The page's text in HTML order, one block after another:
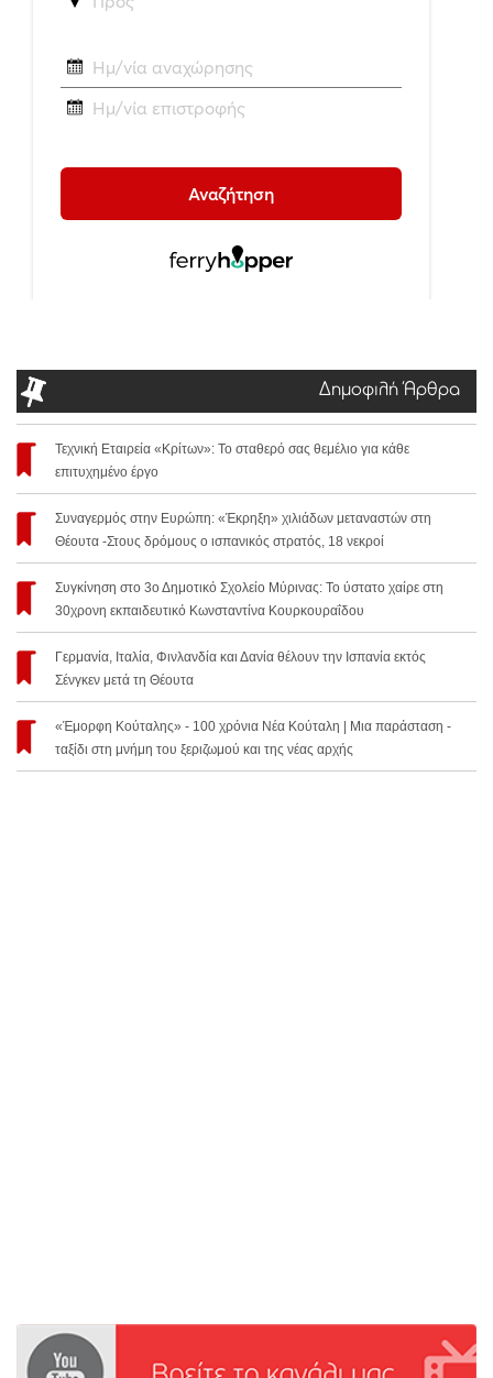
Δημοφιλή Άρθρα
Τεχνική Εταιρεία «Κρίτων»: Το σταθερό σας θεμέλιο για κάθε
επιτυχημένο έργο
Συναγερμός στην Ευρώπη: «Έκρηξη» χιλιάδων μεταναστών στη
Θέουτα -Στους δρόμους ο ισπανικός στρατός, 18 νεκροί
Συγκίνηση στο 3ο Δημοτικό Σχολείο Μύρινας: Το ύστατο χαίρε στη
30χρονη εκπαιδευτικό Κωνσταντίνα Κουρκουραΐδου
Γερμανία, Ιταλία, Φινλανδία και Δανία θέλουν την Ισπανία εκτός
Σένγκεν μετά τη Θέουτα
«Έμορφη Κούταλης» - 100 χρόνια Νέα Κούταλη | Μια παράσταση -
ταξίδι στη μνήμη του ξεριζωμού και της νέας αρχής